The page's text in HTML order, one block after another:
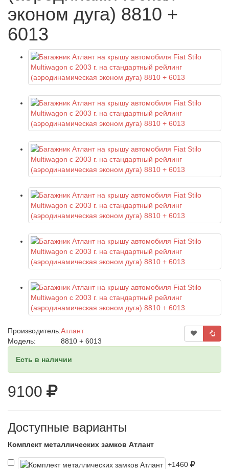
эконом дуга) 8810 +
6013
Производитель:Атлант
Модель:
8810 + 6013
Есть в наличии
9100
Доступные варианты
Комплект металлических замков Атлант
+1460